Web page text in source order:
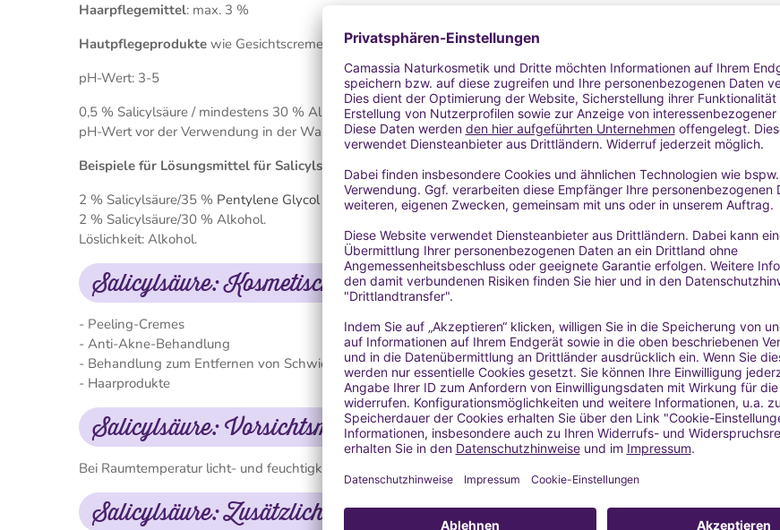
Haarpflegemittel: max. 3 %
Hautpflegeprodukte wie Gesichtscremes, Körpercremes, Seren, Aknebehandlungen: höchstens 2 %
pH-Wert: 3-5
0,5 % Salicylsäure / mindestens 30 % Alkohol.
pH-Wert vor der Verwendung in der Wasserphase auf 4,5-5 einstellen.
Beispiele für Lösungsmittel für Salicylsäure:
2 % Salicylsäure/35 % Pentylene Glycol Natural.
2 % Salicylsäure/30 % Alkohol.
Löslichkeit: Alkohol.
Salicylsäure: Kosmetischer Einsatz
- Peeling-Cremes
- Anti-Akne-Behandlung
- Behandlung zum Entfernen von Schwielen
- Haarprodukte
Salicylsäure: Vorsichtsmaßnahmen
Bei Raumtemperatur licht- und feuchtigkeitsgeschützt aufbewahren.
Salicylsäure: Zusätzliche Informationen